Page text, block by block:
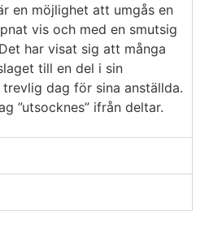
en möjlighet att umgås en
vis och med en smutsig
har visat sig att många
till en del i sin
dag för sina anställda.
”utsocknes” ifrån deltar.